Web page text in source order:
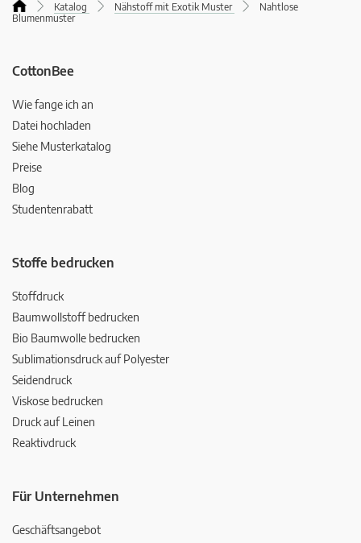
Katalog Nähstoff mit Exotik Muster
Nahtlose
Blumenmuster
CottonBee
Wie fange ich an
Datei hochladen
Siehe Musterkatalog
Preise
Blog
Studentenrabatt
Stoffe bedrucken
Stoffdruck
Baumwollstoff bedrucken
Bio Baumwolle bedrucken
Sublimationsdruck auf Polyester
Seidendruck
Viskose bedrucken
Druck auf Leinen
Reaktivdruck
Für Unternehmen
Geschäftsangebot